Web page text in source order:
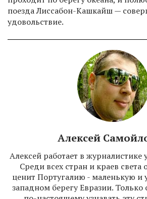
поезда Лиссабон-Кашкайш —
удовольствие.
Алексей
Алексей работает в журналистике
Среди всех стран и краев света
ценит Португалию - маленькую и
западном берегу Евразии.